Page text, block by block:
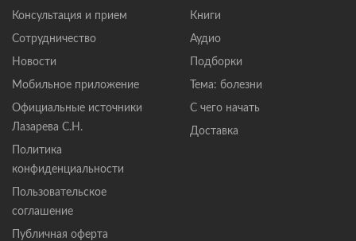
Консультация и прием
Сотрудничество
Новости
Мобильное приложение
Официальные источники
Лазарева С.Н.
Политика
конфиденциальности
Пользовательское
соглашение
Публичная оферта
Книги
Аудио
Подборки
Тема: болезни
С чего начать
Доставка